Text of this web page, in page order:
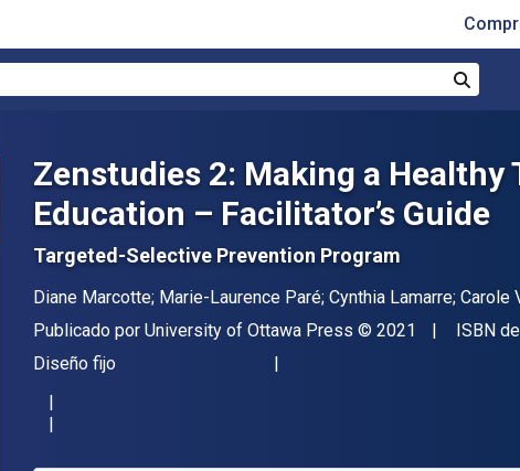
Zenstudies 2: Making a
Education – Facilitator’s Guide
Targeted-Selective Prevention Program
Autor(es)
Diane Marcotte; Marie-Laurence Paré; Cynthia Lamarre; Carole
Editor
Publicado por University of Ottawa Press Copyright
© 2021 ISBN
Formato
Diseño fijo
SKU: